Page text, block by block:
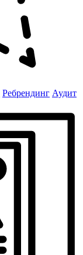
Ребрендинг Аудит